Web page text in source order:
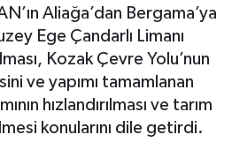
Aliağa’dan Bergama’ya
Ege Çandarlı Limanı
Kozak Çevre Yolu’nun
ve yapımı tamamlanan
hızlandırılması ve tarım
konularını dile getirdi.